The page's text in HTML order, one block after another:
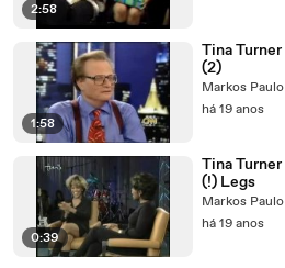
2:58
1:58
Tina
(2)
Markos Paulo
há 19 anos
0:39
Tina
(!) Legs
Markos Paulo
há 19 anos